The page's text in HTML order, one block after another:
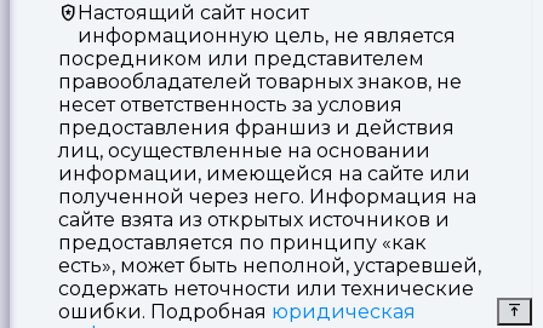
Настоящий сайт носит
информационную цель, не является
посредником или представителем
правообладателей товарных знаков, не
несет ответственность за условия
предоставления франшиз и действия
лиц, осуществленные на основании
информации, имеющейся на сайте или
полученной через него. Информация на
сайте взята из открытых источников и
предоставляется по принципу «как
есть», может быть неполной, устаревшей,
содержать неточности или технические
ошибки. Подробная юридическая